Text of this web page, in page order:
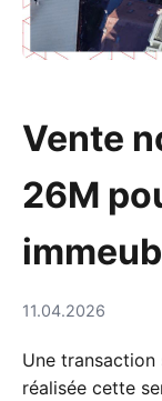
Vente
26M
11.04.2026
Une
réalisée cette